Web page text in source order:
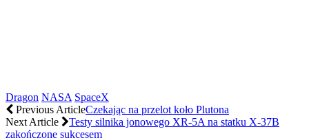
Dragon NASA SpaceX
Previous ArticleCzekając na przelot koło Plutona
Next Article
Testy silnika jonowego XR-5A na statku X-37B
zakończone sukcesem